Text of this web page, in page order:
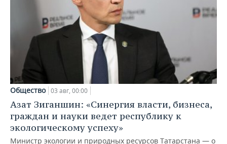
Общество 03 авг, 00:00
Азат Зиганшин: «Синергия власти, бизнеса,
граждан и науки ведет республику к
экологическому успеху»
Министр экологии и природных ресурсов Татарстана — о